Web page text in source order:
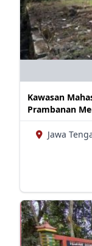
Kawasan
Prambanan
Jawa